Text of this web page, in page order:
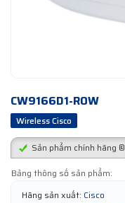
CW9166D1-ROW
Wireless Cisco
Sản phẩm chính hãng ®
Bảng thông số sản phẩm:
Hãng sản xuất: Cisco